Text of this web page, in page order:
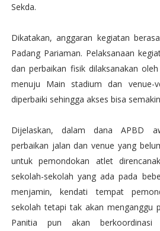
Sekda.
Dikatakan, anggaran kegiatan
Padang Pariaman. Pelaksanaan
dan perbaikan fisik dilaksanakan
menuju Main stadium dan venue-
diperbaiki sehingga akses bisa
Dijelaskan, dalam dana APBD
perbaikan jalan dan venue yang
untuk pemondokan atlet
sekolah-sekolah yang ada pada
menjamin, kendati tempat
sekolah tetapi tak akan menganggu
Panitia pun akan berkoordinasi